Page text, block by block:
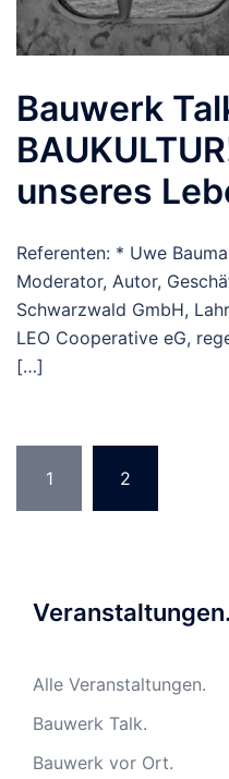
Bauwerk
unseres
Referenten: * Uwe
Moderator, Autor,
Schwarzwald GmbH,
LEO Cooperative eG,
[…]
1 2
Veranstaltungen.
Alle Veranstaltungen.
Bauwerk Talk.
Bauwerk vor Ort.